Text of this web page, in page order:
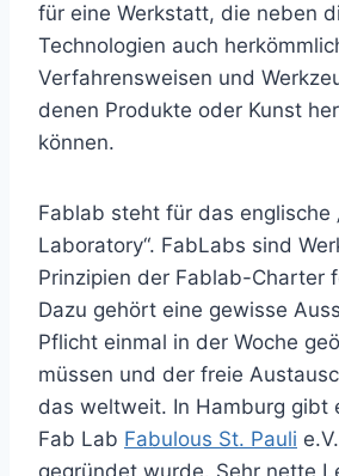
für eine Werkstatt, die neben
Technologien auch
Verfahrensweisen und
denen Produkte oder Kunst
können.
Fablab steht für das englische
Laboratory“. FabLabs sind
Prinzipien der Fablab-Charter
Dazu gehört eine gewisse
Pflicht einmal in der Woche
müssen und der freie
das weltweit. In Hamburg gibt
Fab Lab Fabulous St. Pauli
gegründet wurde. Sehr nette